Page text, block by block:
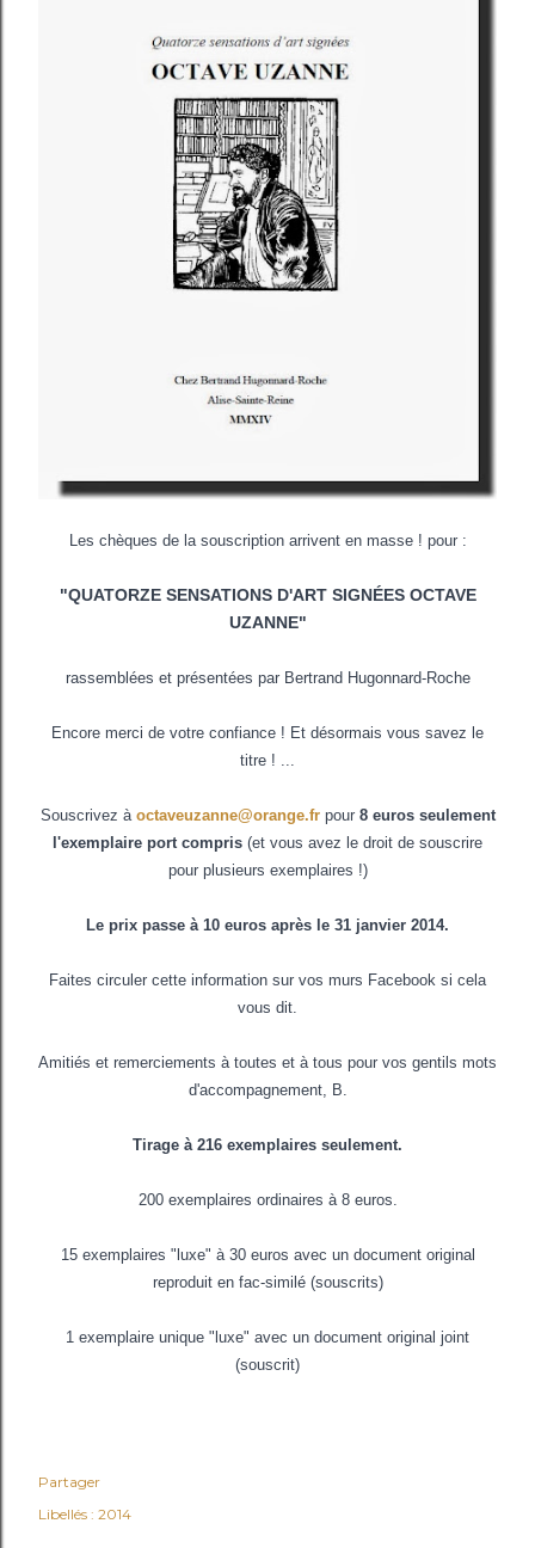
Les chèques de la souscription arrivent en masse ! pour :
"QUATORZE SENSATIONS D'ART SIGNÉES OCTAVE
UZANNE"
rassemblées et présentées par Bertrand Hugonnard-Roche
Encore merci de votre confiance ! Et désormais vous savez le
titre ! ...
Souscrivez à octaveuzanne@orange.frpour 8 euros seulement
l'exemplaire port compris (et vous avez le droit de souscrire
pour plusieurs exemplaires !)
Le prix passe à 10 euros après le 31 janvier 2014.
Faites circuler cette information sur vos murs Facebook si cela
vous dit.
Amitiés et remerciements à toutes et à tous pour vos gentils mots
d'accompagnement, B.
Tirage à 216 exemplaires seulement.
200 exemplaires ordinaires à 8 euros.
15 exemplaires "luxe" à 30 euros avec un document original
reproduit en fac-similé (souscrits)
1 exemplaire unique "luxe" avec un document original joint
(souscrit)
Partager
Libellés : 2014